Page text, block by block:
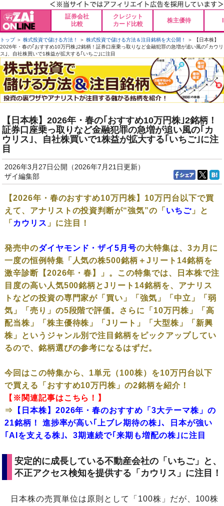
証券会社
比較
クレジット
カード比較
株主優待
トップ＞ 株式投資で儲ける方法！ ＞ 株式投資で儲ける方法＆注目銘柄を大公開！
＞ 【日本株】
2026年・春の｢おすすめ10万円株｣2銘柄！証券口座乗っ取りなど金融犯罪の急増が追い風の｢カウリ
ス｣、自社株買いで1株益が拡大する｢いちご｣に注目
【日本株】2026年・春の｢おすすめ10万円株｣2銘柄！
証券口座乗っ取りなど金融犯罪の急増が追い風の｢カ
ウリス｣、自社株買いで1株益が拡大する｢いちご｣に注
目
2026年3月27日公開（2026年7月21日更新）
ザイ編集部
【2026年・春のおすすめ10万円株】10万円台以下で買
えて、アナリストの投資判断が“強気”の「 いちご」と
「 カウリス 」に注目！
発売中のダイヤモンド・ザイ5月号の大特集は、3カ月に
一度の恒例特集「人気の株500銘柄＋Jリート14銘柄を
激辛診断【2026年・春】」。この特集では、日本株で注
目度の高い人気500銘柄とJリート14銘柄を、アナリス
トなどの投資の専門家が「買い」「強気」「中立」「弱
気」「売り」の5段階で評価。さらに「10万円株」「高
配当株」「株主優待株」「Jリート」「大型株」「新興
株」というジャンル別で注目銘柄をピックアップしてい
るので、銘柄選びの参考になるはずだ。
今回はこの特集から、1単元（100株）を10万円台以下
で買える「おすすめ10万円株」の2銘柄を紹介！
【※関連記事はこちら！】
⇒ 【日本株】2026年・春のおすすめ「3大テーマ株」の
21銘柄！ 進捗率が高い｢上ブレ期待の株｣、日本が強い
｢AIを支える株｣、3期連続で｢来期も増配の株｣に注目
安定的に成長している不動産会社の「いちご」と、
不正アクセス検知を提供する「カウリス」に注目！
日本株の売買単位は原則として「100株」だが、100株